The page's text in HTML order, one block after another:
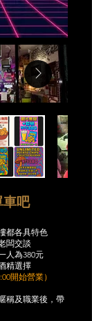
車吧
都各具特色
闆交談
人為380元
精選擇
開始營業）
稱及職業後，帶